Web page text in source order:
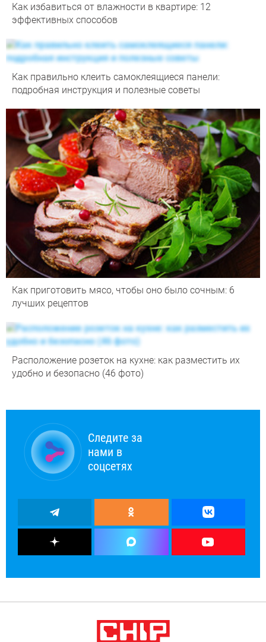
Как избавиться от влажности в квартире: 12
эффективных способов
Как правильно клеить самоклеящиеся панели:
подробная инструкция и полезные советы
Как приготовить мясо, чтобы оно было сочным: 6
лучших рецептов
Расположение розеток на кухне: как разместить их
удобно и безопасно (46 фото)
Следите за
нами в
соцсетях